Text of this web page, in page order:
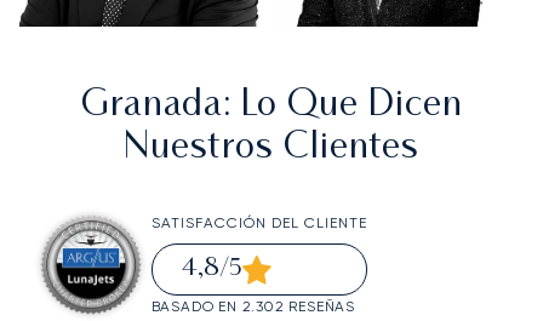
Granada: Lo Que Dicen
Nuestros Clientes
SATISFACCIÓN DEL CLIENTE
4,8/5
BASADO EN 2.302 RESEÑAS